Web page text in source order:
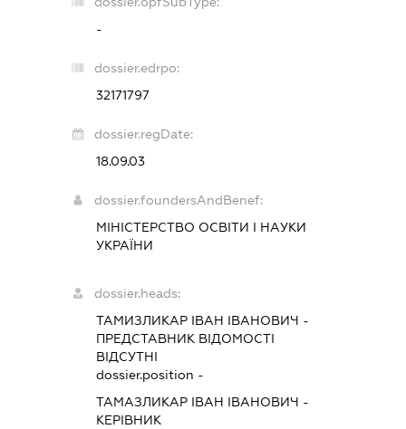
-
dossier.edrpo:
32171797
dossier.regDate:
18.09.03
dossier.foundersAndBenef:
МІНІСТЕРСТВО ОСВІТИ І НАУКИ
УКРАЇНИ
dossier.heads:
ТАМИЗЛИКАР ІВАН ІВАНОВИЧ -
ПРЕДСТАВНИК ВІДОМОСТІ
ВІДСУТНІ
dossier.position -
ТАМАЗЛИКАР ІВАН ІВАНОВИЧ -
КЕРІВНИК